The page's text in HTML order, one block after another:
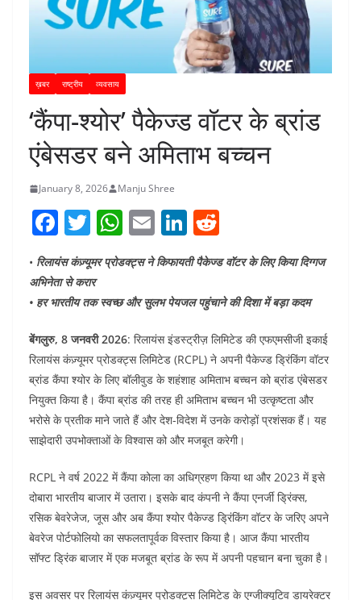
ख़बर राष्ट्रीय व्यवसाय
‘कैंपा-श्योर’ पैकेज्ड वॉटर के ब्रांड
एंबेसडर बने अमिताभ बच्चन
January 8, 2026 Manju Shree
F
a
c
e
o
o
k
T
itt
er
W
at
s
A
p
p
E
m
ai
l
Li
n
k
e
dI
n
e
d
di
t
• रिलायंस कंज़्यूमर प्रोडक्ट्स ने किफायती पैकेज्ड वॉटर के लिए किया दिग्गज
अभिनेता से करार
• हर भारतीय तक स्वच्छ और सुलभ पेयजल पहुंचाने की दिशा में बड़ा कदम
बेंगलुरु, 8 जनवरी 2026: रिलायंस इंडस्ट्रीज़ लिमिटेड की एफएमसीजी इकाई
रिलायंस कंज़्यूमर प्रोडक्ट्स लिमिटेड (RCPL) ने अपनी पैकेज्ड ड्रिंकिंग वॉटर
ब्रांड कैंपा श्योर के लिए बॉलीवुड के शहंशाह अमिताभ बच्चन को ब्रांड एंबेसडर
नियुक्त किया है। कैंपा ब्रांड की तरह ही अमिताभ बच्चन भी उत्कृष्टता और
भरोसे के प्रतीक माने जाते हैं और देश-विदेश में उनके करोड़ों प्रशंसक हैं। यह
साझेदारी उपभोक्ताओं के विश्वास को और मजबूत करेगी।
RCPL ने वर्ष 2022 में कैंपा कोला का अधिग्रहण किया था और 2023 में इसे
दोबारा भारतीय बाजार में उतारा। इसके बाद कंपनी ने कैंपा एनर्जी ड्रिंक्स,
रसिक बेवरेजेज, जूस और अब कैंपा श्योर पैकेज्ड ड्रिंकिंग वॉटर के जरिए अपने
बेवरेज पोर्टफोलियो का सफलतापूर्वक विस्तार किया है। आज कैंपा भारतीय
सॉफ्ट ड्रिंक बाजार में एक मजबूत ब्रांड के रूप में अपनी पहचान बना चुका है।
इस अवसर पर रिलायंस कंज़्यूमर प्रोडक्ट्स लिमिटेड के एग्जीक्यूटिव डायरेक्टर